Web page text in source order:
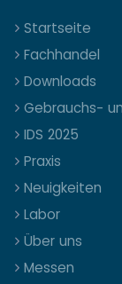
Startseite
Fachhandel
Downloads
Gebrauchs-
IDS 2025
Praxis
Neuigkeiten
Labor
Über uns
Messen